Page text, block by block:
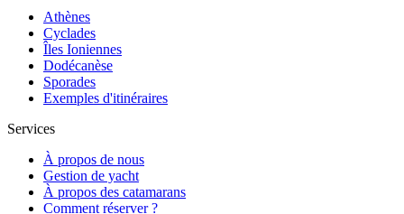
Athènes
Cyclades
Îles Ioniennes
Dodécanèse
Sporades
Exemples d'itinéraires
Services
À propos de nous
Gestion de yacht
À propos des catamarans
Comment réserver ?